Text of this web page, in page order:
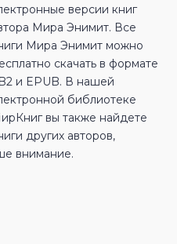
версии книг
Мира Энимит. Все
Мира Энимит можно
скачать в формате
и EPUB. В нашей
библиотеке
вы также найдете
других авторов,
внимание.